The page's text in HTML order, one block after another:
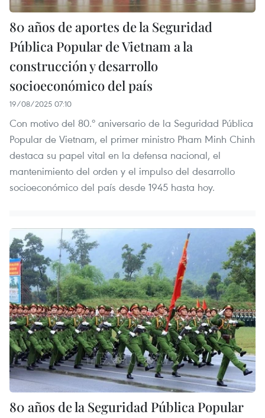
80 años de aportes de la Seguridad
Pública Popular de Vietnam a la
construcción y desarrollo
socioeconómico del país
19/08/2025 07:10
Con motivo del 80.º aniversario de la Seguridad Pública
Popular de Vietnam, el primer ministro Pham Minh Chinh
destaca su papel vital en la defensa nacional, el
mantenimiento del orden y el impulso del desarrollo
socioeconómico del país desde 1945 hasta hoy.
80 años de la Seguridad Pública Popular